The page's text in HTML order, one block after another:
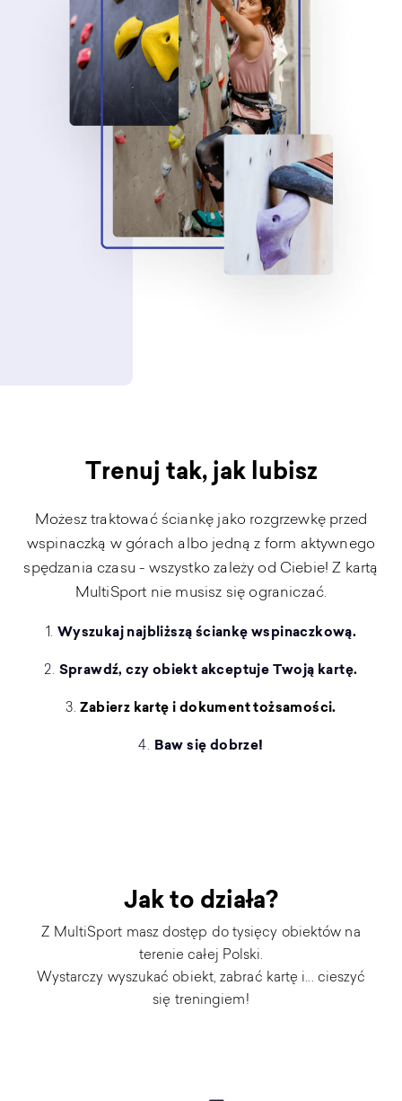
Trenuj tak, jak lubisz
Możesz traktować ściankę jako rozgrzewkę przed
wspinaczką w górach albo jedną z form aktywnego
spędzania czasu - wszystko zależy od Ciebie! Z kartą
MultiSport nie musisz się ograniczać.
Wyszukaj najbliższą ściankę wspinaczkową.
Sprawdź, czy obiekt akceptuje Twoją kartę.
Zabierz kartę i dokument tożsamości.
Baw się dobrze!
Jak to działa?
Z MultiSport masz dostęp do tysięcy obiektów na
terenie całej Polski.
Wystarczy wyszukać obiekt, zabrać kartę i... cieszyć
się treningiem!